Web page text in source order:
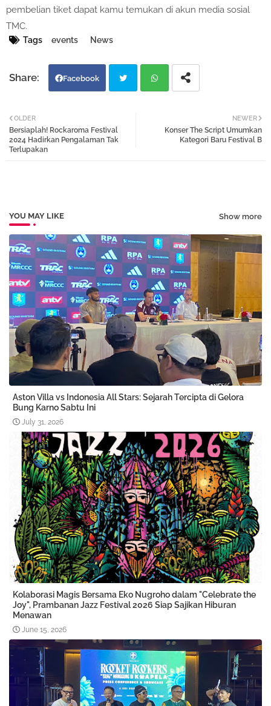
pembelian tiket dapat kamu temukan di akun media sosial
TMC.
Tags events News
Facebook
tter
NEWER
Konser The Script Umumkan
Kategori Baru Festival B
OLDER
Bersiaplah! Rockaroma Festival
2024 Hadirkan Pengalaman Tak
Terlupakan
YOU MAY LIKE Show more
Aston Villa vs Indonesia All Stars: Sejarah Tercipta di Gelora
Bung Karno Sabtu Ini
July 31, 2026
Kolaborasi Magis Bersama Eko Nugroho dalam "Celebrate the
Joy", Prambanan Jazz Festival 2026 Siap Sajikan Hiburan
Menawan
June 15, 2026